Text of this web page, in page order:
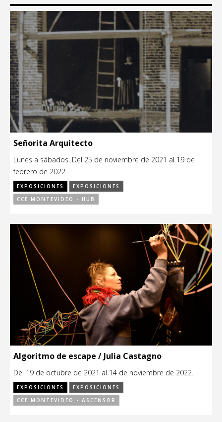
Señorita Arquitecto
Lunes a sábados. Del 25 de noviembre de 2021 al 19 de
febrero de 2022.
EXPOSICIONES
EXPOSICIONES
CCE MONTEVIDEO - HUB
Algoritmo de escape / Julia Castagno
Del 19 de octubre de 2021 al 14 de noviembre de 2022.
EXPOSICIONES
EXPOSICIONES
CCE MONTEVIDEO - ASCENSOR